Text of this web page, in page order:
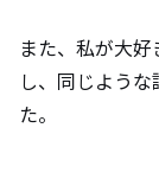
また、私が大
し、同じよう
た。